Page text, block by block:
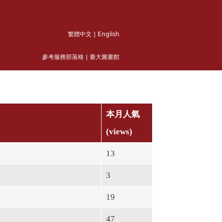
繁體中文 English
參考服務部落格 臺大圖書館
本月人氣
(views)
13
3
19
47